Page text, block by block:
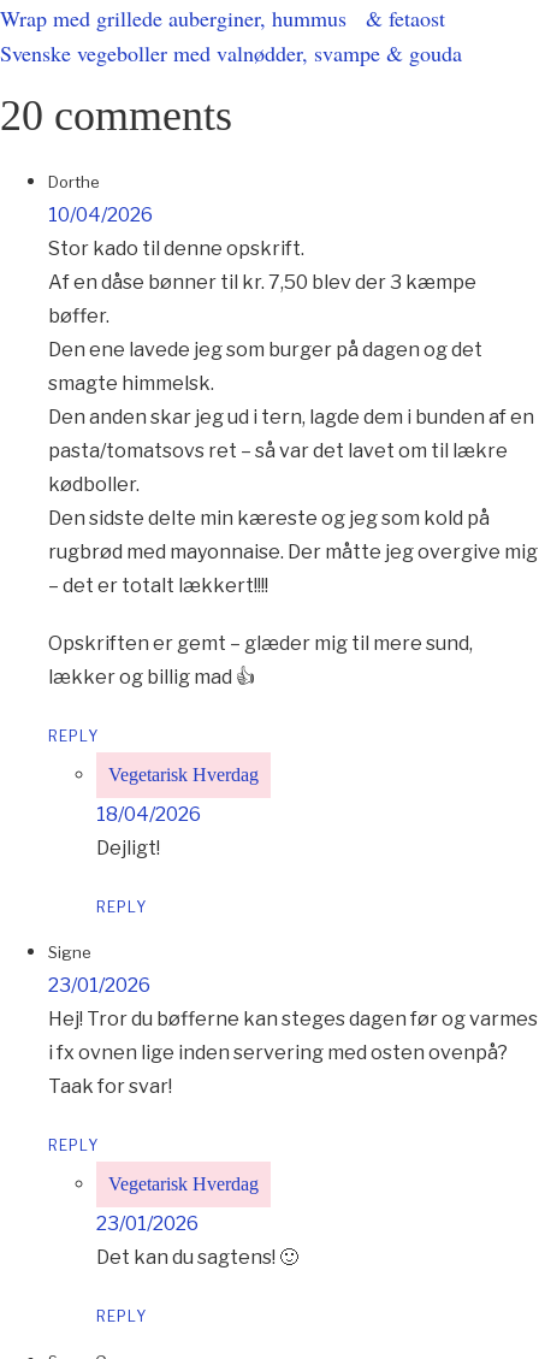
Indlægsnavigation
Wrap med grillede auberginer, hummus & fetaost
Svenske vegeboller med valnødder, svampe & gouda
20 comments
Dorthe
10/04/2026
Stor kado til denne opskrift.
Af en dåse bønner til kr. 7,50 blev der 3 kæmpe
bøffer.
Den ene lavede jeg som burger på dagen og det
smagte himmelsk.
Den anden skar jeg ud i tern, lagde dem i bunden af en
pasta/tomatsovs ret – så var det lavet om til lækre
kødboller.
Den sidste delte min kæreste og jeg som kold på
rugbrød med mayonnaise. Der måtte jeg overgive mig
– det er totalt lækkert!!!!
Opskriften er gemt – glæder mig til mere sund,
lækker og billig mad 👍
REPLY
Vegetarisk Hverdag
18/04/2026
Dejligt!
REPLY
Signe
23/01/2026
Hej! Tror du bøfferne kan steges dagen før og varmes
i fx ovnen lige inden servering med osten ovenpå?
Taak for svar!
REPLY
Vegetarisk Hverdag
23/01/2026
Det kan du sagtens! 🙂
REPLY